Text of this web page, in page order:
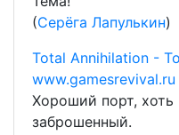
(Серёга Лапулькин)
Total Annihilation -
www.gamesrevival.ru
Хороший порт, хоть
заброшенный.